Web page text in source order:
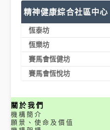
精神健康綜合社區中心
恆泰坊
恆樂坊
賽馬會恆健坊
賽馬會恆悅坊
關於我們
機構簡介
願景、使命及價值